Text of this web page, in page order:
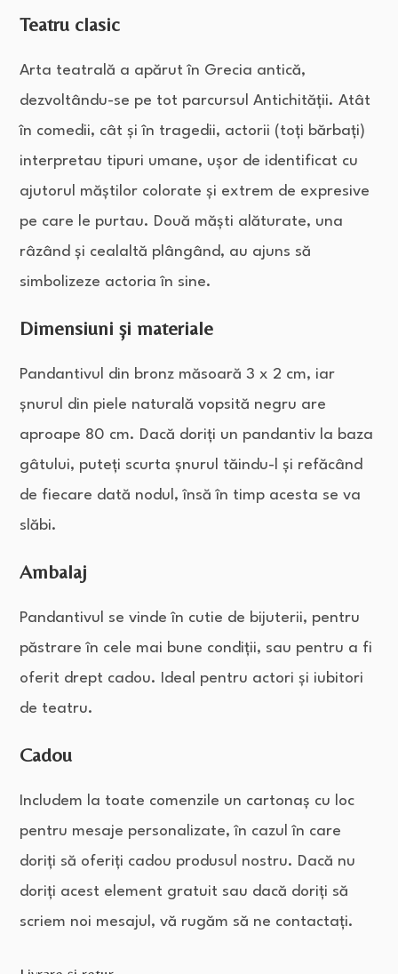
Teatru clasic
Arta teatrală a apărut în Grecia antică,
dezvoltându-se pe tot parcursul Antichității. Atât
în comedii, cât și în tragedii, actorii (toți bărbați)
interpretau tipuri umane, ușor de identificat cu
ajutorul măștilor colorate și extrem de expresive
pe care le purtau. Două măști alăturate, una
râzând și cealaltă plângând, au ajuns să
simbolizeze actoria în sine.
Dimensiuni și materiale
Pandantivul din bronz măsoară 3 x 2 cm, iar
șnurul din piele naturală vopsită negru are
aproape 80 cm. Dacă doriți un pandantiv la baza
gâtului, puteți scurta șnurul tăindu-l și refăcând
de fiecare dată nodul, însă în timp acesta se va
slăbi.
Ambalaj
Pandantivul se vinde în cutie de bijuterii, pentru
păstrare în cele mai bune condiții, sau pentru a fi
oferit drept cadou. Ideal pentru actori și iubitori
de teatru.
Cadou
Includem la toate comenzile un cartonaș cu loc
pentru mesaje personalizate, în cazul în care
doriți să oferiți cadou produsul nostru. Dacă nu
doriți acest element gratuit sau dacă doriți să
scriem noi mesajul, vă rugăm să ne contactați.